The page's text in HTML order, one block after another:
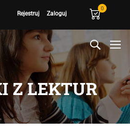
Rejestruj Zaloguj
0
Z LEKTUR